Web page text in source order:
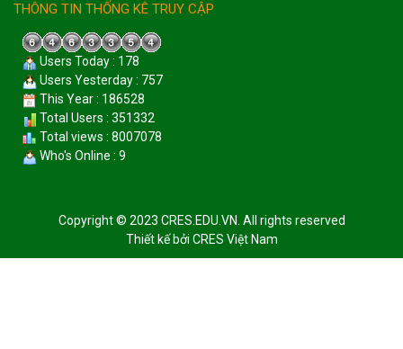
THÔNG TIN THỐNG KÊ TRUY CẬP
Users Today : 178
Users Yesterday : 757
This Year : 186528
Total Users : 351332
Total views : 8007078
Who's Online : 9
Copyright © 2023 CRES.EDU.VN. All rights reserved
Thiết kế bởi CRES Việt Nam